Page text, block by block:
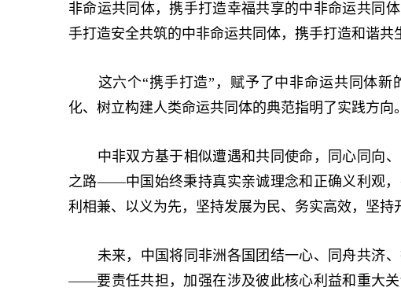
非命运共同体，携手打造幸福共享的中非命运共同
手打造安全共筑的中非命运共同体，携手打造和谐共
这六个“携手打造”，赋予了中非命运共同体新
化、树立构建人类命运共同体的典范指明了实践方向。
中非双方基于相似遭遇和共同使命，同心同向、
之路——中国始终秉持真实亲诚理念和正确义利观
利相兼、以义为先，坚持发展为民、务实高效，坚持
未来，中国将同非洲各国团结一心、同舟共济、
——要责任共担，加强在涉及彼此核心利益和重大关